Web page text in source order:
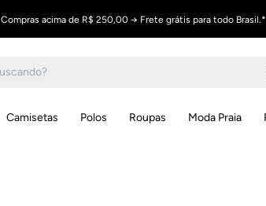
Compras acima de R$ 250,00 → Frete grátis para todo Brasil.*
Camisetas Polos Roupas Moda Praia